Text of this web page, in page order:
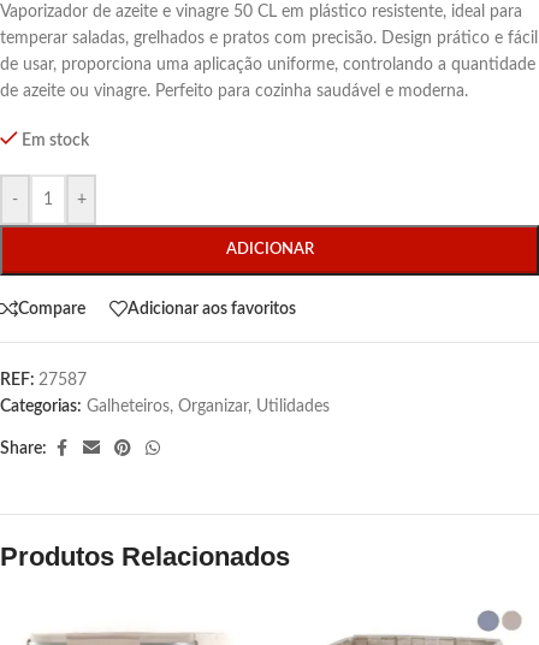
Vaporizador de azeite e vinagre 50 CL em plástico resistente, ideal para
temperar saladas, grelhados e pratos com precisão. Design prático e fácil
de usar, proporciona uma aplicação uniforme, controlando a quantidade
de azeite ou vinagre. Perfeito para cozinha saudável e moderna.
Em stock
- +
ADICIONAR
Compare Adicionar aos favoritos
REF: 27587
Categorias: Galheteiros, Organizar, Utilidades
Share:
Produtos Relacionados